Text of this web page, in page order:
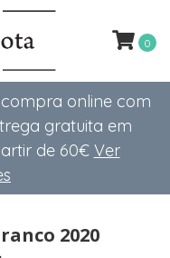
online com
gratuita em
de 60€ Ver
0
2020